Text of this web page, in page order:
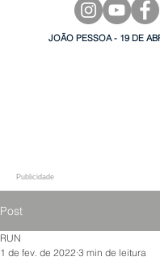
JOÃO PESSOA - 19 DE
Publicidade
Post
RUN
1 de fev. de 2022 3 min de leitura